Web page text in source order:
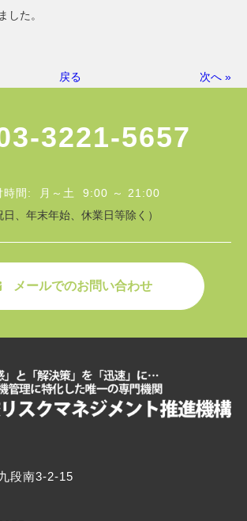
した。
戻る 次へ »
3221-5657
時間: 月～土 9:00 ～ 21:00
日、年末年始、休業日等除く）
メールでのお問い合わせ
段南3-2-15